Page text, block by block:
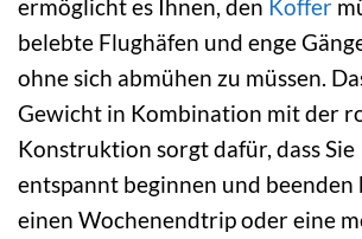
ermöglicht es Ihnen, den Koffer
belebte Flughäfen und enge
ohne sich abmühen zu müssen.
Gewicht in Kombination mit der
Konstruktion sorgt dafür, dass Sie
entspannt beginnen und beenden
einen Wochenendtrip oder eine